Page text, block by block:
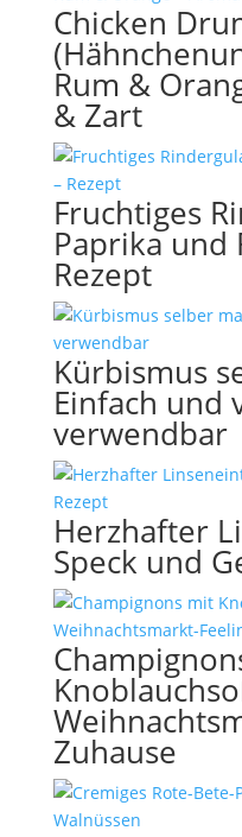
Chicken
Rum &
& Zart
Fruchtiges
Paprika und
Rezept
Kürbismus
Einfach und
verwendbar
Herzhafter
Speck und
Zuhause